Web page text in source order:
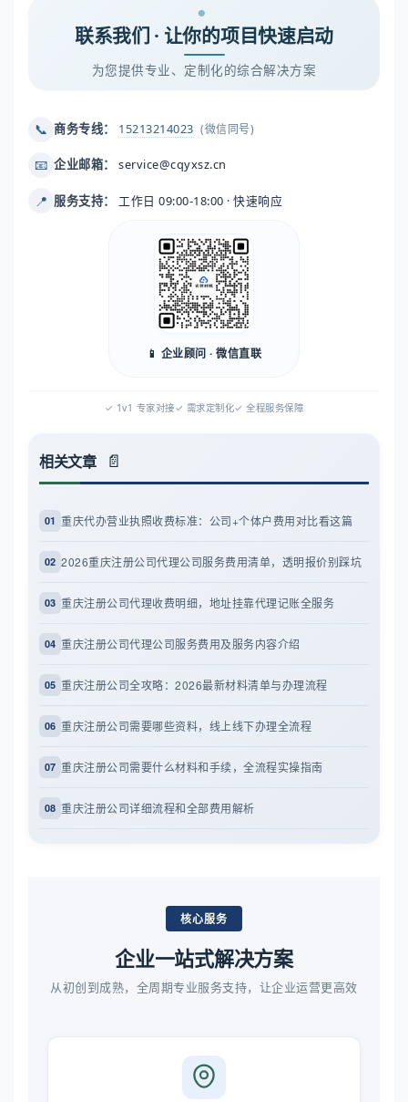
联系我们 · 让你的项目快速启动
为您提供专业、定制化的综合解决方案
📞 商务专线： 15213214023 (微信同号)
📧 企业邮箱： service@cqyxsz.cn
📍 服务支持： 工作日 09:00-18:00 · 快速响应
📱 企业顾问 · 微信直联
✓ 1v1 专家对接✓ 需求定制化✓ 全程服务保障
相关文章
01 重庆代办营业执照收费标准：公司+个体户费用对比看这篇
02 2026重庆注册公司代理公司服务费用清单，透明报价别踩坑
03 重庆注册公司代理收费明细，地址挂靠代理记账全服务
04 重庆注册公司代理公司服务费用及服务内容介绍
05 重庆注册公司全攻略：2026最新材料清单与办理流程
06 重庆注册公司需要哪些资料，线上线下办理全流程
07 重庆注册公司需要什么材料和手续，全流程实操指南
08 重庆注册公司详细流程和全部费用解析
核心服务
企业一站式解决方案
从初创到成熟，全周期专业服务支持，让企业运营更高效